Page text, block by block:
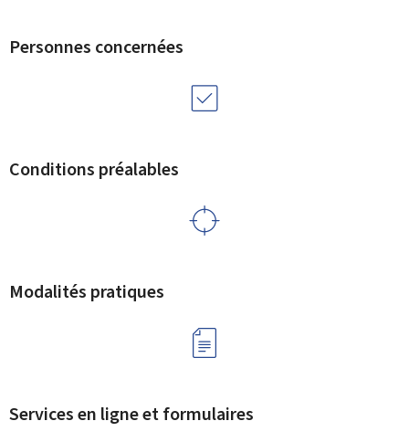
Personnes concernées
Conditions préalables
Modalités pratiques
Services en ligne et formulaires